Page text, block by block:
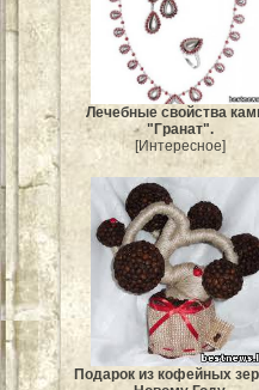
Лечебные свойства
"Гранат".
[Интересное]
Подарок из кофейных